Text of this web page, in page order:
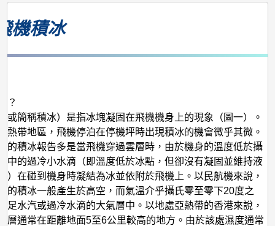
淺
談
冰
機積冰
？
或簡稱積冰）是指冰塊凝固在飛機機身上的現象（圖一）。
熱帶地區，飛機停泊在停機坪時出現積冰的機會微乎其微。
的積冰報告多是當飛機穿過雲層時，由於機身的溫度低於攝
中的過冷小水滴（即溫度低於冰點，但卻沒有凝固並維持液
）在碰到機身時凝結為冰並依附於飛機上。以民航機來說，
的積冰一般產生於高空，而氣溫介乎攝氏零至零下20度之
足水汽或過冷水滴的大氣層中。以地處亞熱帶的香港來說，
層通常在距離地面5至6公里較高的地方。由於該處濕度通常